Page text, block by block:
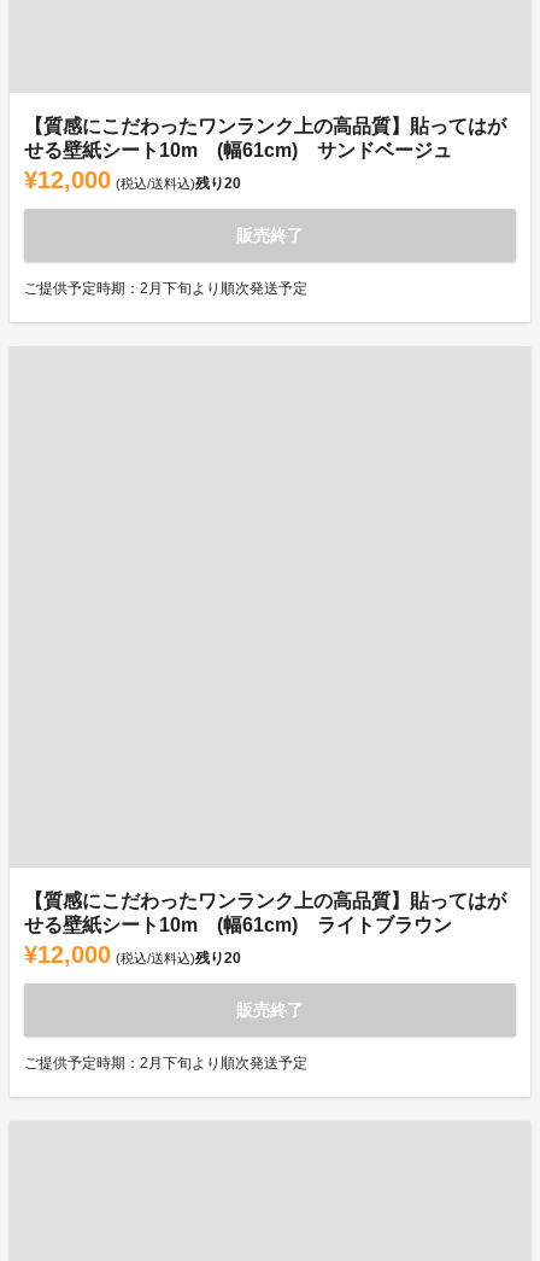
【質感にこだわったワンランク上の高品質】貼ってはが
せる壁紙シート10m (幅61cm) サンドベージュ
¥12,000 (税込/送料込)残り20
販売終了
ご提供予定時期：2月下旬より順次発送予定
【質感にこだわったワンランク上の高品質】貼ってはが
せる壁紙シート10m (幅61cm) ライトブラウン
¥12,000 (税込/送料込)残り20
販売終了
ご提供予定時期：2月下旬より順次発送予定